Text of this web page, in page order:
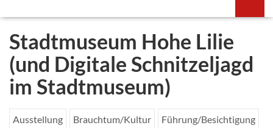
Stadtmuseum Hohe Lilie
(und Digitale Schnitzeljagd
im Stadtmuseum)
Ausstellung Brauchtum/Kultur
Führung/Besichtigung